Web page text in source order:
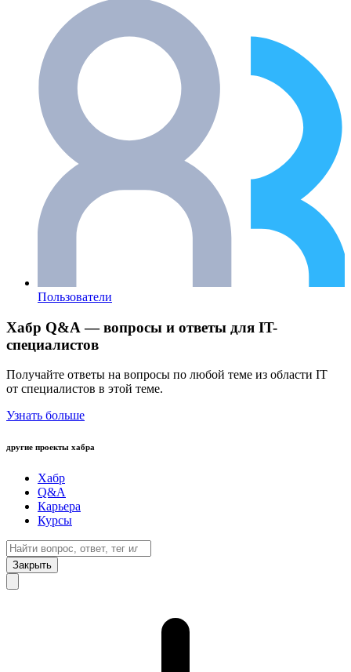
Пользователи
Хабр Q&A — вопросы и ответы для IT-
специалистов
Получайте ответы на вопросы по любой теме из области IT
от специалистов в этой теме.
Узнать больше
другие проекты хабра
Хабр
Q&A
Карьера
Курсы
Закрыть